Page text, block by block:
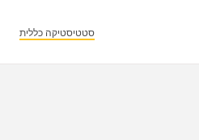
סטטיסטיקה כללית